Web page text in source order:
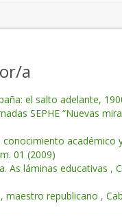
a
el salto adelante,
SEPHE “Nuevas
académico
01 (2009)
As láminas educativas ,
maestro republicano ,